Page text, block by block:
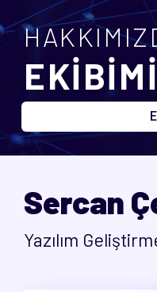
Sercan
Yazılım